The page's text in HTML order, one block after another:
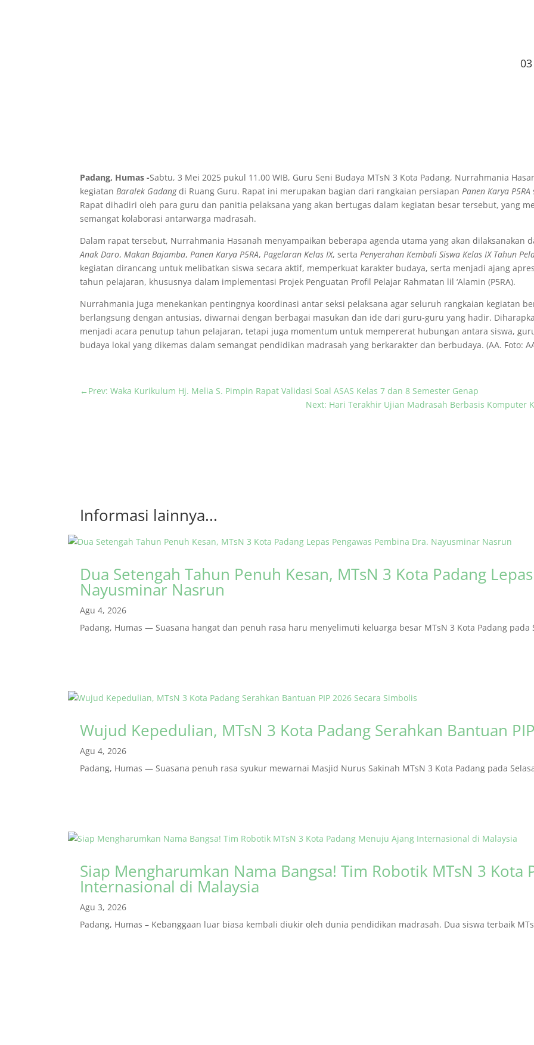
Padang, Humas -Sabtu, 3 Mei 2025 pukul 11.00 WIB, Guru Seni Budaya MTsN 3 Kota Padang, Nurrahmania
kegiatanBaralek Gadangdi Ruang Guru. Rapat ini merupakan bagian dari rangkaian persiapanPanen Karya P5RA
Rapat dihadiri oleh para guru dan panitia pelaksana yang akan bertugas dalam kegiatan besar tersebut, yang
semangat kolaborasi antarwarga madrasah.
Dalam rapat tersebut, Nurrahmania Hasanah menyampaikan beberapa agenda utama yang akan dilaksanakan
Anak Daro,Makan Bajamba,Panen Karya P5RA,Pagelaran Kelas IX, sertaPenyerahan Kembali Siswa Kelas IX Tahun
kegiatan dirancang untuk melibatkan siswa secara aktif, memperkuat karakter budaya, serta menjadi ajang
tahun pelajaran, khususnya dalam implementasi Projek Penguatan Profil Pelajar Rahmatan lil ‘Alamin (P5RA).
Nurrahmania juga menekankan pentingnya koordinasi antar seksi pelaksana agar seluruh rangkaian kegiatan
berlangsung dengan antusias, diwarnai dengan berbagai masukan dan ide dari guru-guru yang hadir.
menjadi acara penutup tahun pelajaran, tetapi juga momentum untuk mempererat hubungan antara siswa,
budaya lokal yang dikemas dalam semangat pendidikan madrasah yang berkarakter dan berbudaya. (AA. Foto:
← Prev: Waka Kurikulum Hj. Melia S. Pimpin Rapat Validasi Soal ASAS Kelas 7 dan 8 Semester Genap
Next: Hari Terakhir Ujian Madrasah Berbasis Komputer
Informasi lainnya...
Dua Setengah Tahun Penuh Kesan, MTsN 3 Kota Padang
Nayusminar Nasrun
Agu 4, 2026
Padang, Humas — Suasana hangat dan penuh rasa haru menyelimuti keluarga besar MTsN 3 Kota Padang pada
Wujud Kepedulian, MTsN 3 Kota Padang Serahkan Bantuan
Agu 4, 2026
Padang, Humas — Suasana penuh rasa syukur mewarnai Masjid Nurus Sakinah MTsN 3 Kota Padang pada
Siap Mengharumkan Nama Bangsa! Tim Robotik MTsN 3 Kota
Internasional di Malaysia
Agu 3, 2026
Padang, Humas – Kebanggaan luar biasa kembali diukir oleh dunia pendidikan madrasah. Dua siswa terbaik